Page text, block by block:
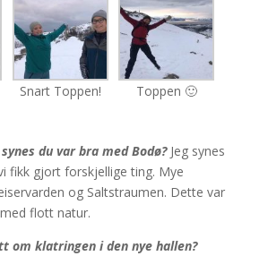
Snart Toppen! Toppen 🙂
du var bra med Bodø?Jeg synes
fikk gjort forskjellige ting. Mye
og Saltstraumen. Dette var
flott natur.
om klatringen i den nye hallen?